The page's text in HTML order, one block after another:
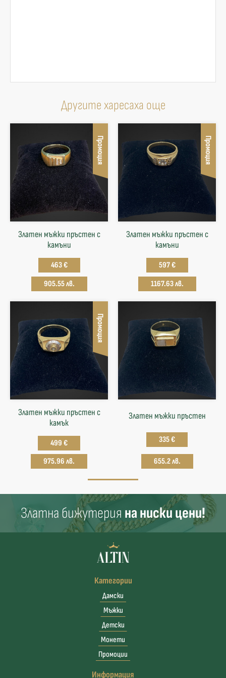
Другите харесаха още
Промоция
Златен мъжки пръстен с
камъни
463 €
905.55 лв.
Промоция
Златен мъжки пръстен с
камъни
597 €
1167.63 лв.
Промоция
Златен мъжки пръстен с
камък
499 €
975.96 лв.
Златен мъжки пръстен
335 €
655.2 лв.
Златна бижутерия на ниски цени!
Категории
Дамски
Мъжки
Детски
Монети
Промоции
Информация